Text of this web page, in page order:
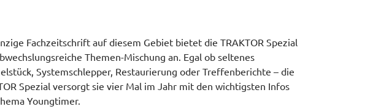
Fachzeitschrift auf diesem Gebiet bietet die TRAKTOR Spezial
Themen-Mischung an. Egal ob seltenes
Systemschlepper, Restaurierung oder Treffenberichte – die
Spezial versorgt sie vier Mal im Jahr mit den wichtigsten Infos
Youngtimer.